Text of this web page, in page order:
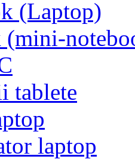
(Laptop)
(mini-
tablete
laptop